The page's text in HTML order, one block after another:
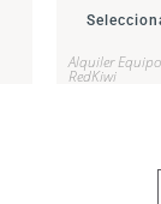
Alquiler
RedKiwi